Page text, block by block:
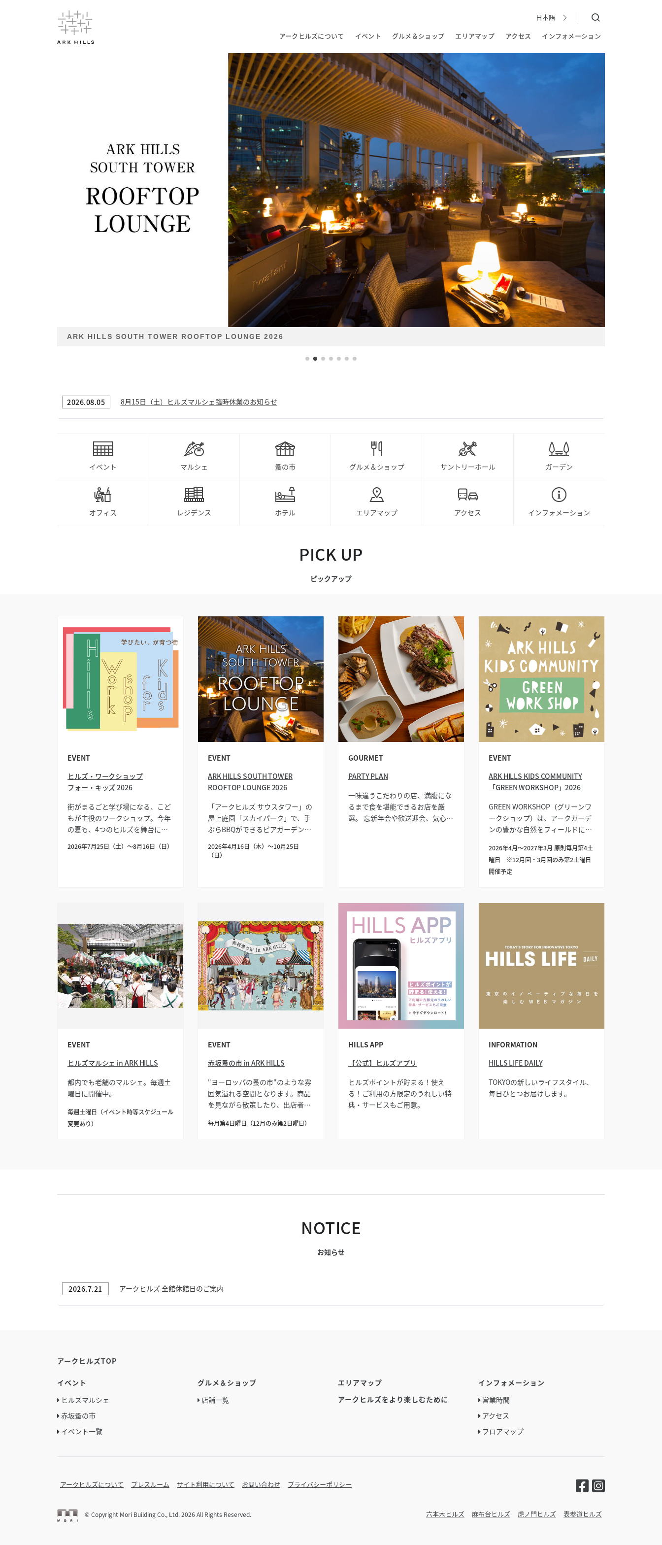
日本語 日本語
アークヒルズについて イベント グルメ＆ショップ エリアマップ アクセス インフォメーション
ARK HILLS SOUTH TOWER ROOFTOP LOUNGE 2026
2026.08.05 8月15日（土）ヒルズマルシェ臨時休業のお知らせ
イベント マルシェ 蚤の市 グルメ＆ショップ サントリーホール ガーデン
オフィス レジデンス ホテル エリアマップ アクセス インフォメーション
PICK UP
ピックアップ
EVENT
ヒルズ・ワークショップ
フォー・キッズ 2026
街がまるごと学び場になる、こど
もが主役のワークショップ。今年
の夏も、4つのヒルズを舞台に開
2026年7月25日（土）〜8月16日（日）
EVENT
ARK HILLS SOUTH TOWER
ROOFTOP LOUNGE 2026
「アークヒルズ サウスタワー」の
屋上庭園「スカイパーク」で、手
ぶらBBQができるビアガーデンが
2026年4月16日（木）〜10月25日
（日）
GOURMET
PARTY PLAN
一味違うこだわりの店、満腹にな
るまで食を堪能できるお店を厳
選。 忘新年会や歓送迎会、気心知
EVENT
ARK HILLS KIDS COMMUNITY
「GREEN WORKSHOP」2026
GREEN WORKSHOP（グリーンワ
ークショップ）は、アークガーデ
ンの豊かな自然をフィールドに活
日々お手入れされている杉井明美
先生や北條孝子先生、そして
CANVASが共同でプログラムを監
2026年4月～2027年3月 原則毎月第4土
曜日 ※12月回・3月回のみ第2土曜日
開催予定
EVENT
ヒルズマルシェ in ARK HILLS
都内でも老舗のマルシェ。毎週土
曜日に開催中。
毎週土曜日（イベント時等スケジュール
変更あり）
EVENT
赤坂蚤の市 in ARK HILLS
"ヨーロッパの蚤の市"のような雰
囲気溢れる空間となります。商品
を見ながら散策したり、出店者と
んだり、音楽パフォーマンスに心
毎月第4日曜日（12月のみ第2日曜日）
HILLS APP
【公式】ヒルズアプリ
ヒルズポイントが貯まる！使え
る！ご利用の方限定のうれしい特
典・サービスもご用意。
INFORMATION
HILLS LIFE DAILY
TOKYOの新しいライフスタイル、
毎日ひとつお届けします。
NOTICE
お知らせ
2026.7.21 アークヒルズ 全館休館日のご案内
アークヒルズTOP
イベント
ヒルズマルシェ
赤坂蚤の市
イベント一覧
グルメ＆ショップ
店舗一覧
エリアマップ
アークヒルズをより楽しむために
インフォメーション
営業時間
アクセス
フロアマップ
アークヒルズについて プレスルーム サイト利用について お問い合わせ プライバシーポリシー
© Copyright Mori Building Co., Ltd. 2026 All Rights Reserved. 六本木ヒルズ 麻布台ヒルズ 虎ノ門ヒルズ 表参道ヒルズ